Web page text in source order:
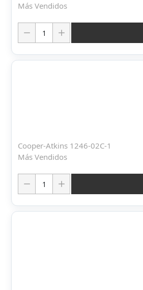
Más Vendidos
Cooper-Atkins 1246-02C-1
Más Vendidos